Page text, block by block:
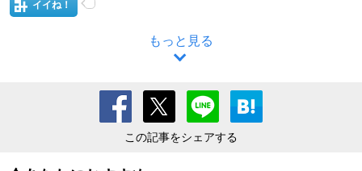
イイね！
もっと見る
この記事をシェアする